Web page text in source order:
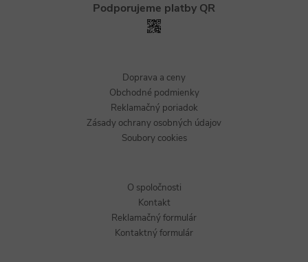
Podporujeme platby QR
Doprava a ceny
Obchodné podmienky
Reklamačný poriadok
Zásady ochrany osobných údajov
Soubory cookies
O spoločnosti
Kontakt
Reklamačný formulár
Kontaktný formulár